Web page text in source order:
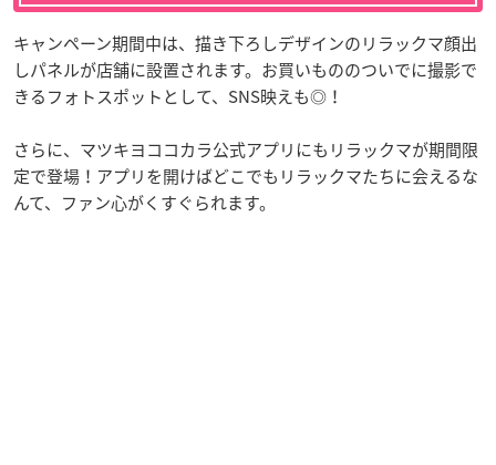
キャンペーン期間中は、描き下ろしデザインのリラックマ顔出
しパネルが店舗に設置されます。お買いもののついでに撮影で
きるフォトスポットとして、SNS映えも◎！
さらに、マツキヨココカラ公式アプリにもリラックマが期間限
定で登場！アプリを開けばどこでもリラックマたちに会えるな
んて、ファン心がくすぐられます。